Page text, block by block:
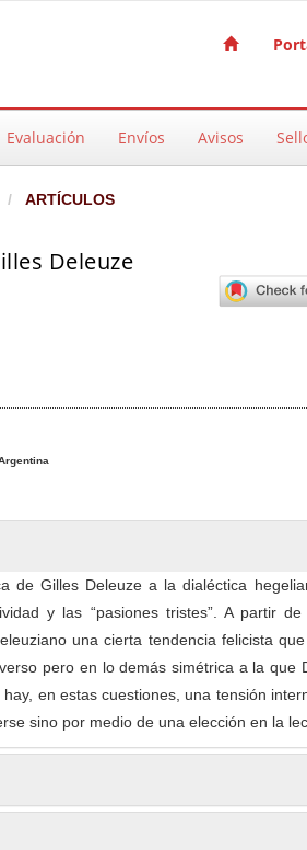
Evaluación Envíos Avisos
ARTÍCULOS
Deleuze
de Gilles Deleuze a la dialéctica
y las “pasiones tristes”. A partir
una cierta tendencia felicista
pero en lo demás simétrica a la que
en estas cuestiones, una tensión
sino por medio de una elección en la